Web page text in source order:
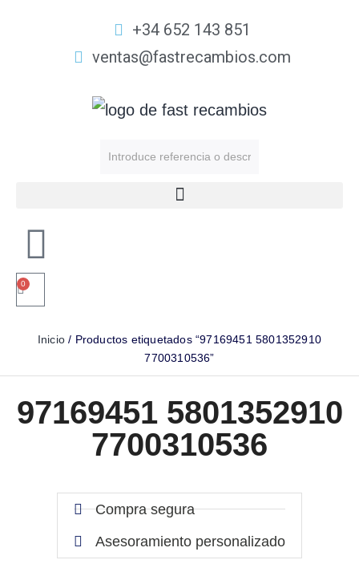
+34 652 143 851
ventas@fastrecambios.com
0
Inicio / Productos etiquetados “97169451 5801352910
7700310536”
97169451 5801352910
7700310536
Compra segura
Asesoramiento personalizado